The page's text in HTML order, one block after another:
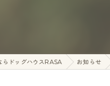
ギャラリー（お母さん）
らドッグハウスRASA お知らせ